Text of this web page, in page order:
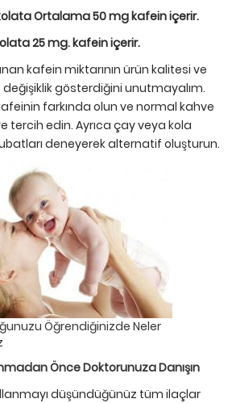
Ortalama 50 mg kafein içerir.
25 mg. kafein içerir.
kafein miktarının ürün kalitesi ve
değişiklik gösterdiğini unutmayalım.
farkında olun ve normal kahve
tercih edin. Ayrıca çay veya kola
deneyerek alternatif oluşturun.
Öğrendiğinizde Neler
Önce Doktorunuza Danışın
düşündüğünüz tüm ilaçlar